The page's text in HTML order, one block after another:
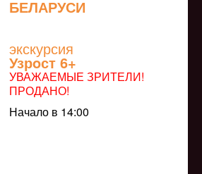
БЕЛАРУСИ
экскурсия
Узрoст 6+
УВАЖАЕМЫЕ ЗРИТЕЛИ!
ПРОДАНО!
Начало в 14:00